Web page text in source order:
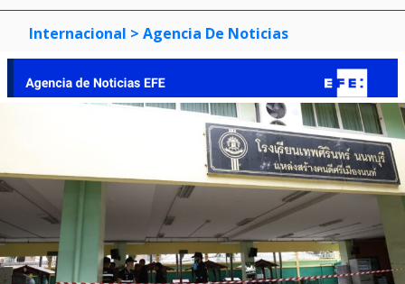
Internacional > Agencia De Noticias